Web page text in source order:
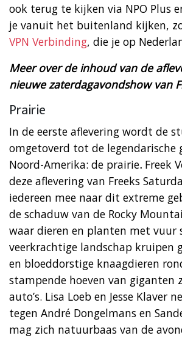
ook terug te kijken via NPO Plus
je vanuit het buitenland kijken,
VPN Verbinding, die je op
Meer over de inhoud van de
nieuwe zaterdagavondshow van
Prairie
In de eerste aflevering wordt de
omgetoverd tot de legendarische
Noord-Amerika: de prairie. Freek
deze aflevering van Freeks
iedereen mee naar dit extreme
de schaduw van de Rocky
waar dieren en planten met vuur
veerkrachtige landschap kruipen
en bloeddorstige knaagdieren
stampende hoeven van giganten
auto’s. Lisa Loeb en Jesse Klaver
tegen André Dongelmans en
mag zich natuurbaas van de